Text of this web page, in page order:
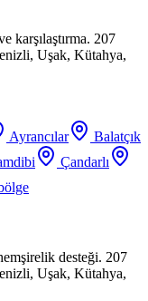
karşılaştırma. 207
Uşak, Kütahya,
Ayrancılar
Balatçık
Çandarlı
desteği. 207
Uşak, Kütahya,